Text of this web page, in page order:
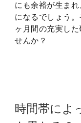
にも余裕が生ま
になるでしょう
ヶ月間の充実し
せんか？
時間帯によ